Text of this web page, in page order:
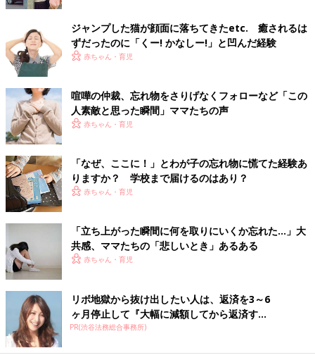
ジャンプした猫が顔面に落ちてきたetc. 癒されるは
ずだったのに「くー! かなしー!」と凹んだ経験
赤ちゃん・育児
喧嘩の仲裁、忘れ物をさりげなくフォローなど「この
人素敵と思った瞬間」ママたちの声
赤ちゃん・育児
「なぜ、ここに！」とわが子の忘れ物に慌てた経験あ
りますか？ 学校まで届けるのはあり？
赤ちゃん・育児
「立ち上がった瞬間に何を取りにいくか忘れた…」大
共感、ママたちの「悲しいとき」あるある
赤ちゃん・育児
リボ地獄から抜け出したい人は、返済を3～6
ヶ月停止して『大幅に減額してから返済す...
PR(渋谷法務総合事務所)